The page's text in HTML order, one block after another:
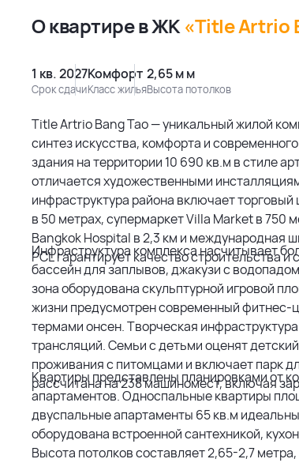
О квартире в ЖК «Title Artrio
1 кв. 2027
Срок сдачи
Комфорт
Класс жилья
2,65 м м
Высота потолков
Title Artrio Bang Tao — уникальный жилой
синтез искусства, комфорта и
здания на территории 10 690 кв.м в стиле
отличается художественными
инфраструктура района включает
в 50 метрах, супермаркет Villa Market в
Bangkok Hospital в 2,3 км и международная
PCL гарантирует качество строительства и
Инфраструктура комплекса насчитывает
бассейн для заплывов, джакузи с
зона оборудована скульптурной игровой
жизни предусмотрен современный
термами онсен. Творческая
трансляций. Семьи с детьми оценят
проживания с питомцами и включает парк
рассчитана на 238 машиномест, включая
Квартиры представлены планировками от
апартаментов. Односпальные квартиры
двуспальные апартаменты 65 кв.м
оборудована встроенной сантехникой,
Высота потолков составляет 2,65-2,7